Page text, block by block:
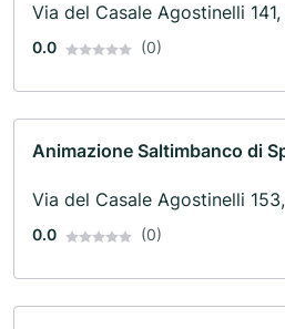
Via del Casale Agostinelli
0.0 (0)
Animazione Saltimbanco di
Via del Casale Agostinelli
0.0 (0)